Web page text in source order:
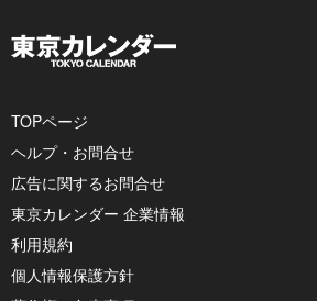
TOPページ
ヘルプ・お問合せ
広告に関するお問合せ
東京カレンダー 企業情報
利用規約
個人情報保護方針